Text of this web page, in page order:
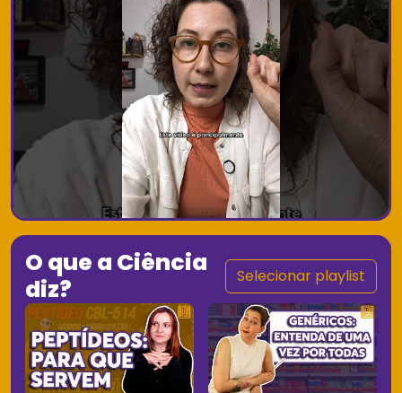
O que a Ciência
diz?
Selecionar playlist